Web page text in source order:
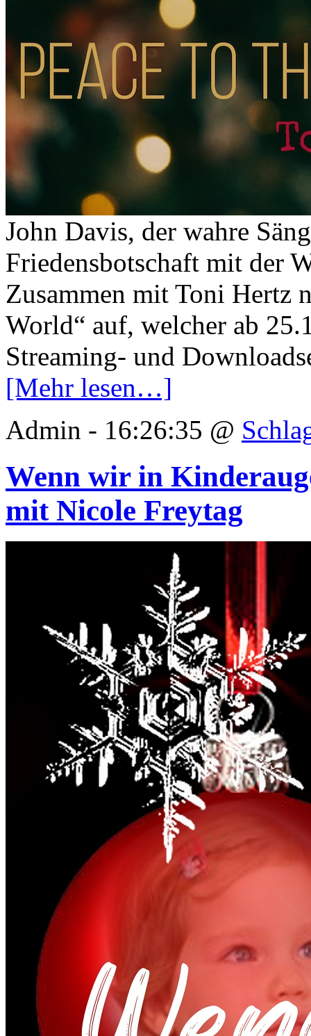
John Davis, der wahre
Friedensbotschaft mit der
Zusammen mit Toni Hertz
World“ auf, welcher ab
Streaming- und
[Mehr lesen…]
Admin - 16:26:35 @
Wenn wir in
mit Nicole Freytag